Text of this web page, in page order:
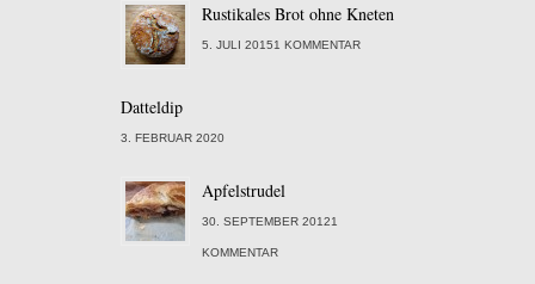
Rustikales Brot ohne Kneten
5. JULI 20151 KOMMENTAR
Datteldip
3. FEBRUAR 2020
Apfelstrudel
30. SEPTEMBER 20121
KOMMENTAR